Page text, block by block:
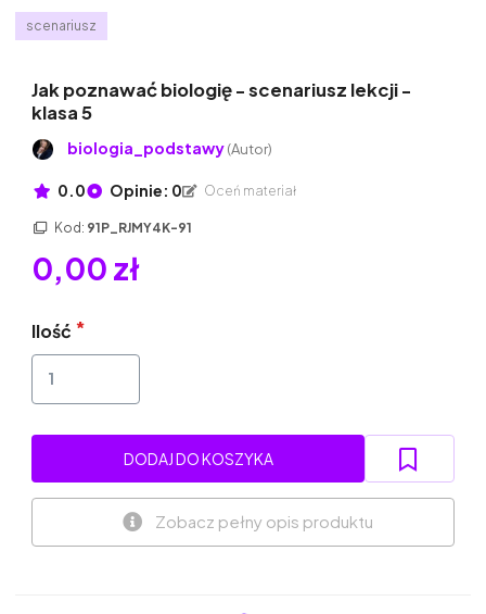
scenariusz
Jak poznawać biologię - scenariusz lekcji -
klasa 5
biologia_podstawy(Autor)
0.0 Opinie: 0 Oceń materiał
Kod: 91P_RJMY4K-91
0,00 zł
Ilość
DODAJ DO KOSZYKA
Zobacz pełny opis produktu